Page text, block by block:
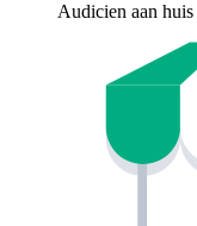
Audicien aan huis